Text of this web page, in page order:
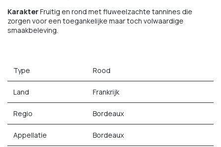
KarakterFruitig en rond met fluweelzachte tannines die
zorgen voor een toegankelijke maar toch volwaardige
smaakbeleving.
Type Rood
Land Frankrijk
Regio Bordeaux
Appellatie Bordeaux